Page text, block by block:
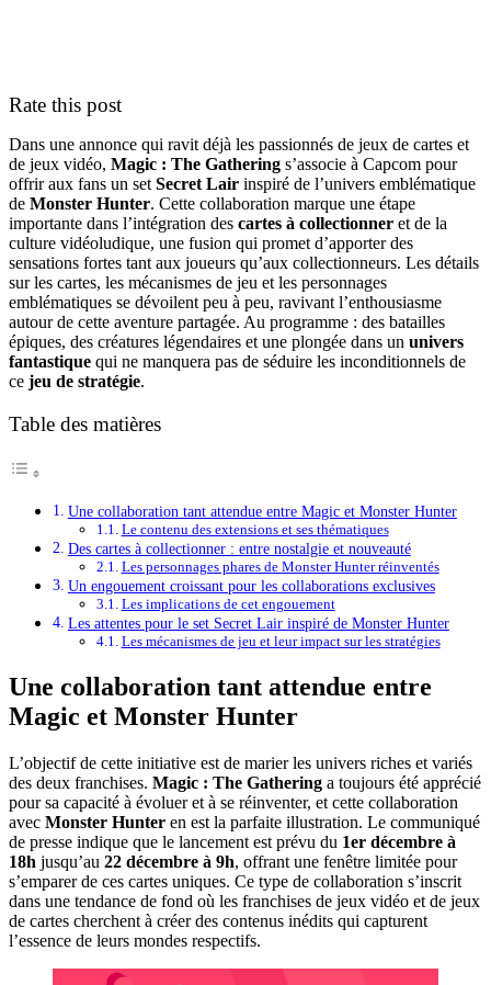
Rate this post
Dans une annonce qui ravit déjà les passionnés de jeux de cartes et
de jeux vidéo, Magic : The Gathering s’associe à Capcom pour
offrir aux fans un set Secret Lair inspiré de l’univers emblématique
de Monster Hunter. Cette collaboration marque une étape
importante dans l’intégration des cartes à collectionner et de la
culture vidéoludique, une fusion qui promet d’apporter des
sensations fortes tant aux joueurs qu’aux collectionneurs. Les détails
sur les cartes, les mécanismes de jeu et les personnages
emblématiques se dévoilent peu à peu, ravivant l’enthousiasme
autour de cette aventure partagée. Au programme : des batailles
épiques, des créatures légendaires et une plongée dans un univers
fantastique qui ne manquera pas de séduire les inconditionnels de
ce jeu de stratégie.
Table des matières
Une collaboration tant attendue entre Magic et Monster Hunter
Le contenu des extensions et ses thématiques
Des cartes à collectionner : entre nostalgie et nouveauté
Les personnages phares de Monster Hunter réinventés
Un engouement croissant pour les collaborations exclusives
Les implications de cet engouement
Les attentes pour le set Secret Lair inspiré de Monster Hunter
Les mécanismes de jeu et leur impact sur les stratégies
Une collaboration tant attendue entre
Magic et Monster Hunter
L’objectif de cette initiative est de marier les univers riches et variés
des deux franchises. Magic : The Gathering a toujours été apprécié
pour sa capacité à évoluer et à se réinventer, et cette collaboration
avec Monster Hunter en est la parfaite illustration. Le communiqué
de presse indique que le lancement est prévu du 1er décembre à
18h jusqu’au 22 décembre à 9h, offrant une fenêtre limitée pour
s’emparer de ces cartes uniques. Ce type de collaboration s’inscrit
dans une tendance de fond où les franchises de jeux vidéo et de jeux
de cartes cherchent à créer des contenus inédits qui capturent
l’essence de leurs mondes respectifs.